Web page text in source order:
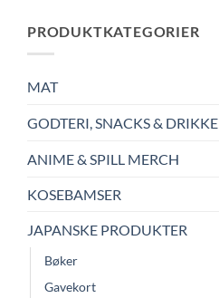
PRODUKTKATEGORIER
MAT
GODTERI, SNACKS & DRIKKE
ANIME & SPILL MERCH
KOSEBAMSER
JAPANSKE PRODUKTER
Bøker
Gavekort